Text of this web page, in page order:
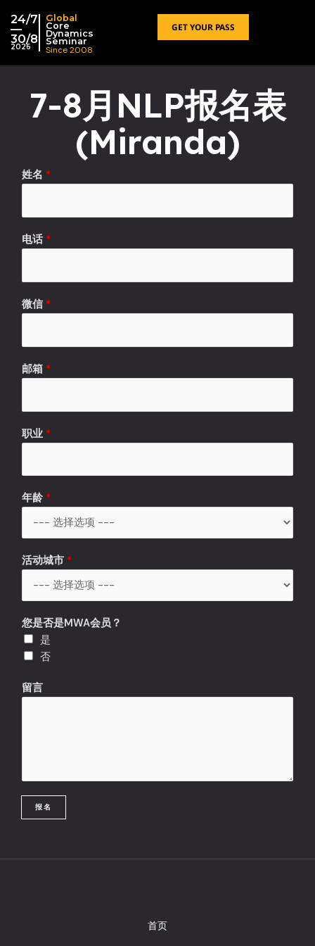
24/7
—
30/8
2026
Global
Core
Dynamics
Seminar
Since 2008
GET YOUR PASS
7-8月NLP报名表
(Miranda)
姓名 *
电话 *
微信 *
邮箱 *
职业 *
职
业
留
言
年龄 *
活动城市 *
您是否是MWA会员？
是
否
留言
报名
首页